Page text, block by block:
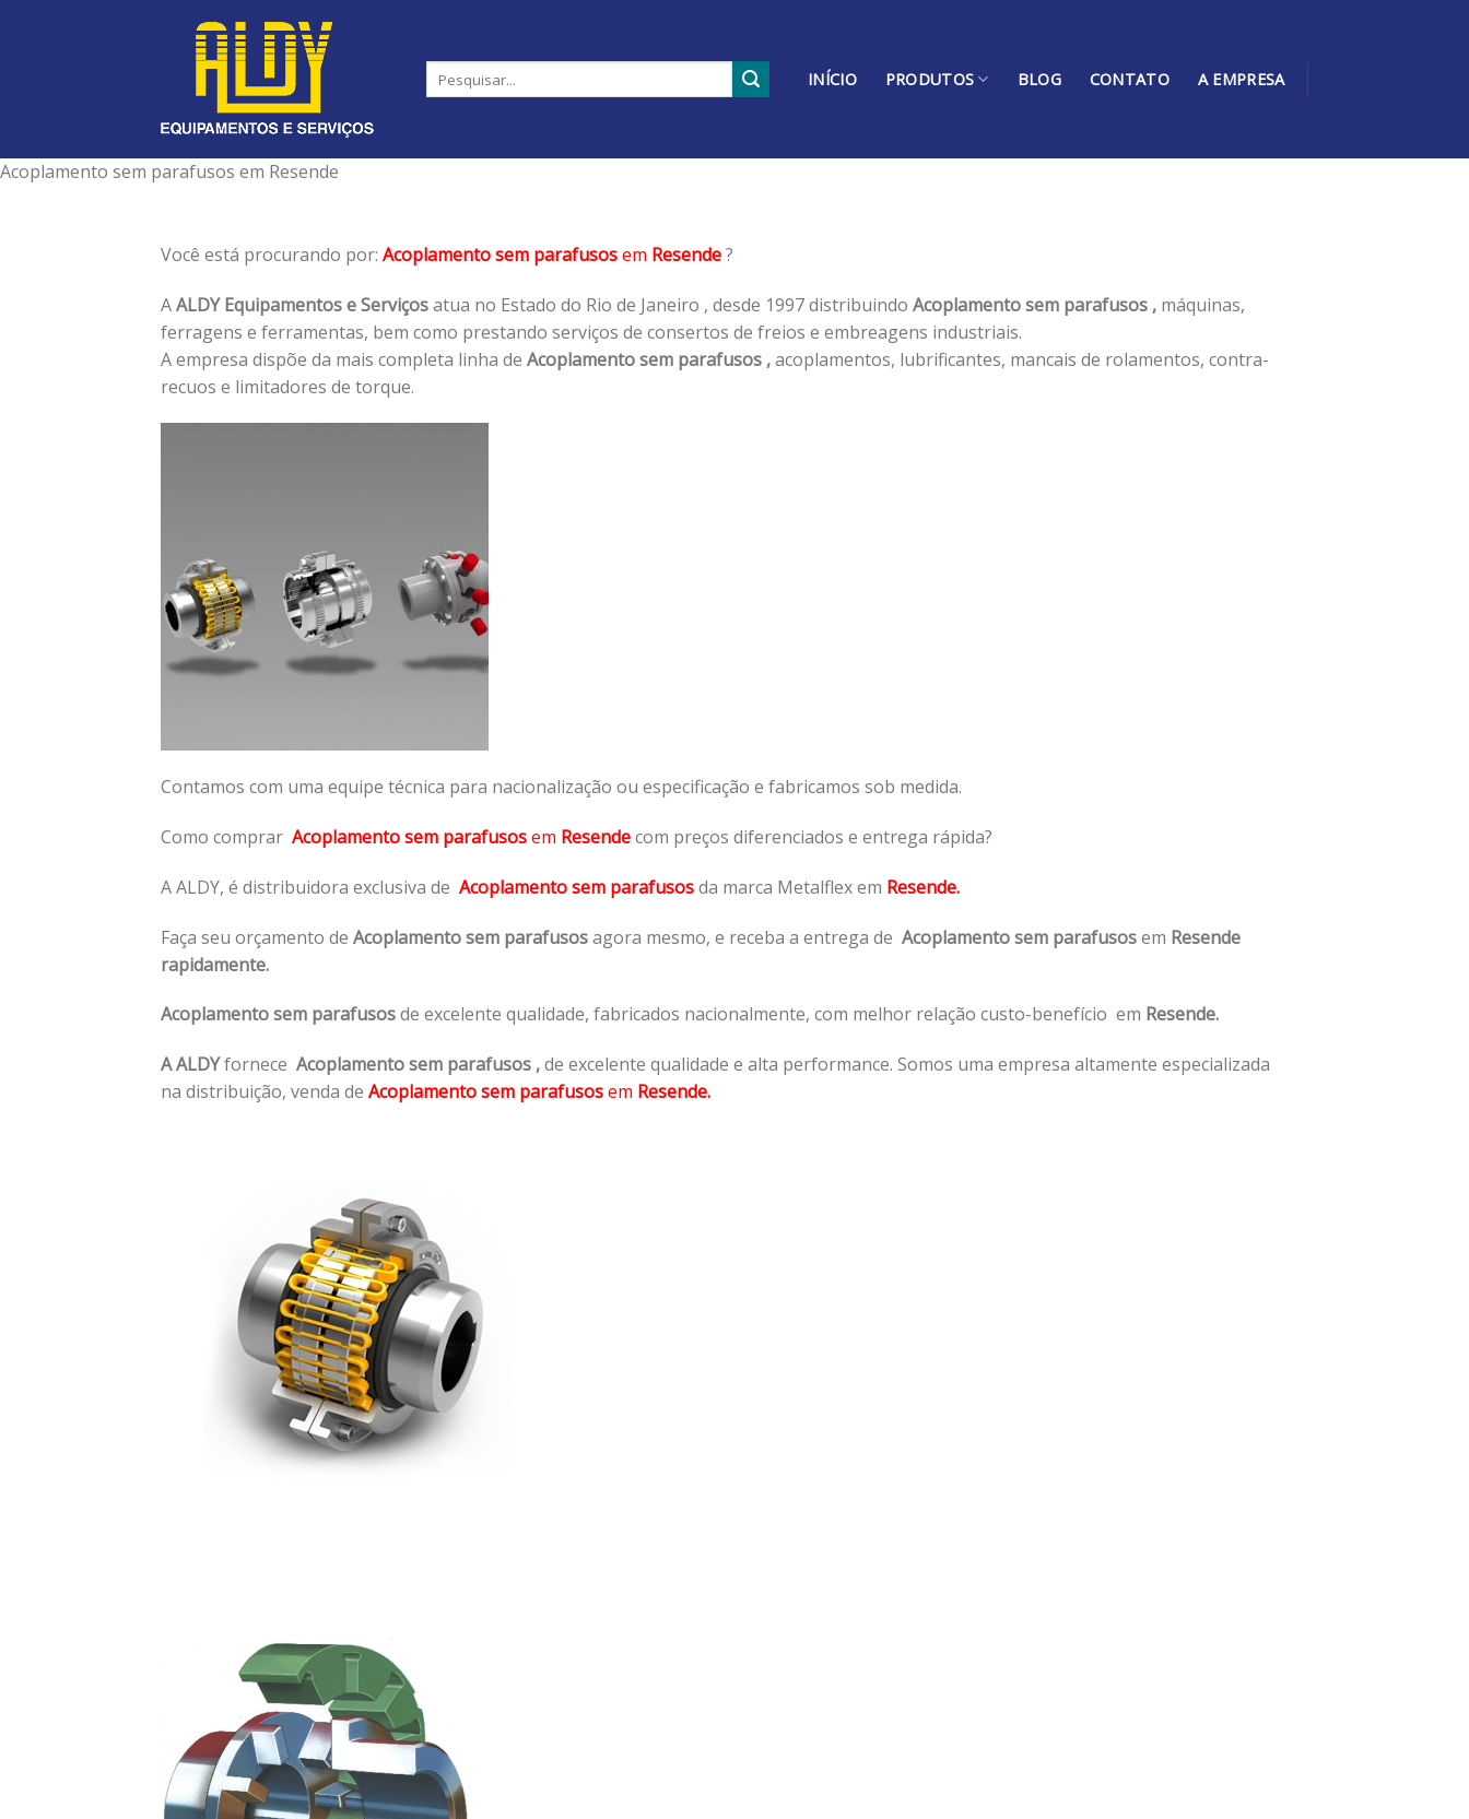
INÍCIO PRODUTOS BLOG CONTATO A EMPRESA
Acoplamento sem parafusos em Resende
Você está procurando por: Acoplamento sem parafusosem Resende?
AALDY Equipamentos e Serviçosatua no Estado do Rio de Janeiro , desde 1997 distribuindo Acoplamento sem parafusos , máquinas,
ferragens e ferramentas, bem como prestando serviços de consertos de freios e embreagens industriais.
A empresa dispõe da mais completa linha de Acoplamento sem parafusos ,acoplamentos, lubrificantes, mancais de rolamentos, contra-
recuos e limitadores de torque.
Contamos com uma equipe técnica para nacionalização ou especificação e fabricamos sob medida.
Como comprar Acoplamento sem parafusosem Resendecom preços diferenciados e entrega rápida?
A ALDY, é distribuidora exclusiva de Acoplamento sem parafusosda marca Metalflex em Resende.
Faça seu orçamento de Acoplamento sem parafusosagora mesmo, e receba a entrega de Acoplamento sem parafusosem Resende
rapidamente.
Acoplamento sem parafusosde excelente qualidade, fabricados nacionalmente, com melhor relação custo-benefício em Resende.
A ALDYfornece Acoplamento sem parafusos ,de excelente qualidade e alta performance. Somos uma empresa altamente especializada
na distribuição, venda de Acoplamento sem parafusosem Resende.